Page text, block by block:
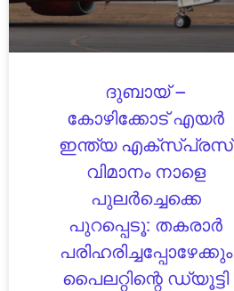
ദുബായ് –
കോഴിക്കോട് എയർ
ഇന്ത്യ എക്‌സ്പ്രസ്
വിമാനം നാളെ
പുലർച്ചെക്കെ
പുറപ്പെടൂ: തകരാർ
പരിഹരിച്ചപ്പോഴേക്കും
പൈലറ്റിന്റെ ഡ്യൂട്ടി